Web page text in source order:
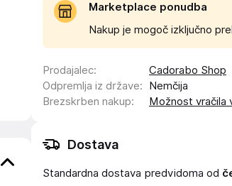
Marketplace ponudba
Nakup je mogoč izključno
Prodajalec:
Cadorabo Shop
Odpremlja iz države:
Nemčija
Brezskrben nakup: Možnost vračila
Dostava
Standardna dostava predvidoma od